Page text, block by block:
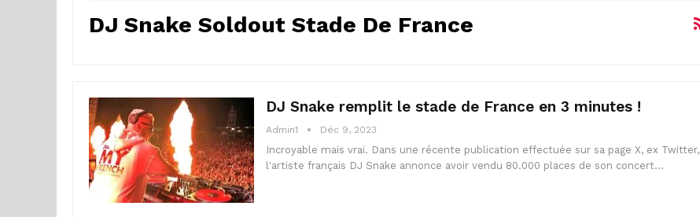
DJ Snake Soldout Stade De France
DJ Snake remplit le stade de France en 3 minutes !
Admin1 Déc 9, 2023
Incroyable mais vrai. Dans une récente publication effectuée sur sa page X, ex Twitter,
l'artiste français DJ Snake annonce avoir vendu 80.000 places de son concert…